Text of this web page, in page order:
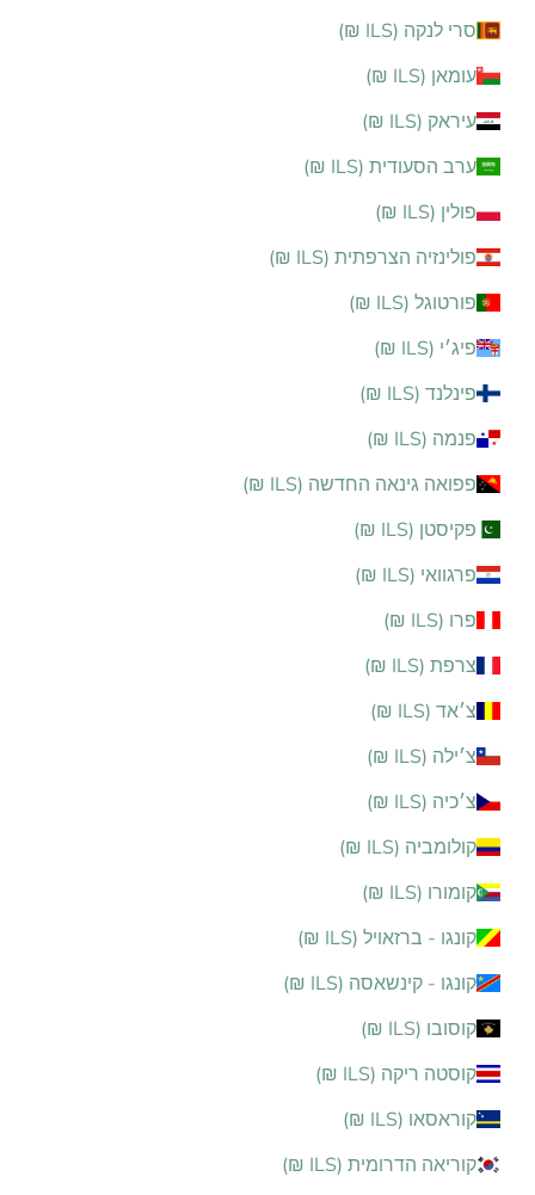
סרי לנקה (ILS ₪)
עומאן (ILS ₪)
עיראק (ILS ₪)
ערב הסעודית (ILS ₪)
פולין (ILS ₪)
פולינזיה הצרפתית (ILS ₪)
פורטוגל (ILS ₪)
פיג׳י (ILS ₪)
פינלנד (ILS ₪)
פנמה (ILS ₪)
פפואה גינאה החדשה (ILS ₪)
פקיסטן (ILS ₪)
פרגוואי (ILS ₪)
פרו (ILS ₪)
צרפת (ILS ₪)
צ׳אד (ILS ₪)
צ׳ילה (ILS ₪)
צ׳כיה (ILS ₪)
קולומביה (ILS ₪)
קומורו (ILS ₪)
קונגו - ברזאויל (ILS ₪)
קונגו - קינשאסה (ILS ₪)
קוסובו (ILS ₪)
קוסטה ריקה (ILS ₪)
קוראסאו (ILS ₪)
קוריאה הדרומית (ILS ₪)